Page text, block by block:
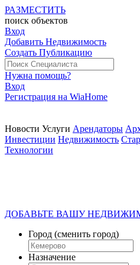
РАЗМЕСТИТЬ
поиск объектов
Вход
Добавить Недвижимость
Создать Публикацию
Нужна помощь?
Вход
Регистрация на WiaHome
Новости Услуги Арендаторы
Инвестиции Недвижимость
Технологии
ДОБАВЬТЕ ВАШУ
Город (сменить город)
Назначение